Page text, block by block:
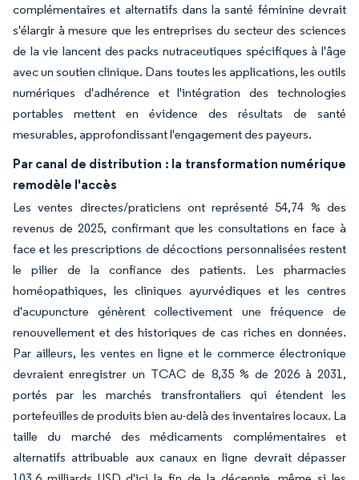
complémentaires et alternatifs dans la santé féminine devrait
s'élargir à mesure que les entreprises du secteur des sciences
de la vie lancent des packs nutraceutiques spécifiques à l'âge
avec un soutien clinique. Dans toutes les applications, les outils
numériques d'adhérence et l'intégration des technologies
portables mettent en évidence des résultats de santé
mesurables, approfondissant l'engagement des payeurs.
Par canal de distribution : la transformation numérique
remodèle l'accès
Les ventes directes/praticiens ont représenté 54,74 % des
revenus de 2025, confirmant que les consultations en face à
face et les prescriptions de décoctions personnalisées restent
le pilier de la confiance des patients. Les pharmacies
homéopathiques, les cliniques ayurvédiques et les centres
d'acupuncture génèrent collectivement une fréquence de
renouvellement et des historiques de cas riches en données.
Par ailleurs, les ventes en ligne et le commerce électronique
devraient enregistrer un TCAC de 8,35 % de 2026 à 2031,
portés par les marchés transfrontaliers qui étendent les
portefeuilles de produits bien au-delà des inventaires locaux. La
taille du marché des médicaments complémentaires et
alternatifs attribuable aux canaux en ligne devrait dépasser